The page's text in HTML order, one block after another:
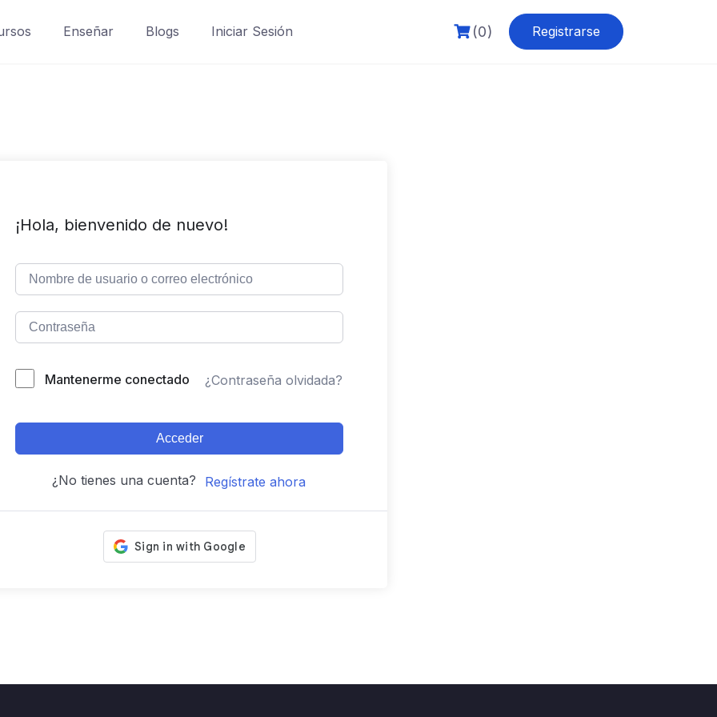
Enseñar Blogs Iniciar Sesión (0) Registrarse
¡Hola, bienvenido de nuevo!
Mantenerme conectado ¿Contraseña olvidada?
Acceder
¿No tienes una cuenta? Regístrate ahora